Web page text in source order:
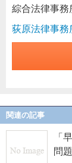
綜合法律事務
荻原法律事務
関連の記事
「
問